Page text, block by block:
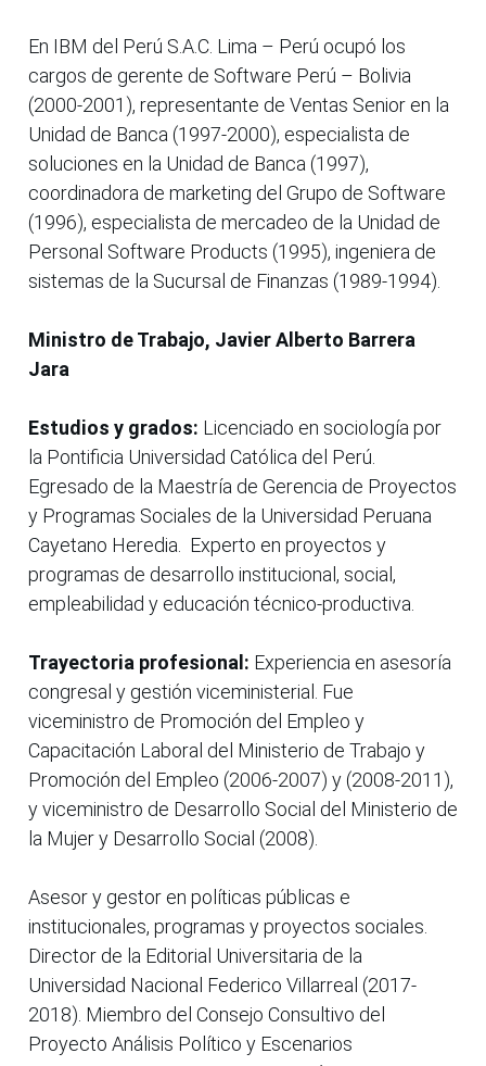
En IBM del Perú S.A.C. Lima – Perú ocupó los
cargos de gerente de Software Perú – Bolivia
(2000-2001), representante de Ventas Senior en la
Unidad de Banca (1997-2000), especialista de
soluciones en la Unidad de Banca (1997),
coordinadora de marketing del Grupo de Software
(1996), especialista de mercadeo de la Unidad de
Personal Software Products (1995), ingeniera de
sistemas de la Sucursal de Finanzas (1989-1994).
Ministro de Trabajo, Javier Alberto Barrera
Jara
Estudios y grados: Licenciado en sociología por
la Pontificia Universidad Católica del Perú.
Egresado de la Maestría de Gerencia de Proyectos
y Programas Sociales de la Universidad Peruana
Cayetano Heredia. Experto en proyectos y
programas de desarrollo institucional, social,
empleabilidad y educación técnico-productiva.
Trayectoria profesional: Experiencia en asesoría
congresal y gestión viceministerial. Fue
viceministro de Promoción del Empleo y
Capacitación Laboral del Ministerio de Trabajo y
Promoción del Empleo (2006-2007) y (2008-2011),
y viceministro de Desarrollo Social del Ministerio de
la Mujer y Desarrollo Social (2008).
Asesor y gestor en políticas públicas e
institucionales, programas y proyectos sociales.
Director de la Editorial Universitaria de la
Universidad Nacional Federico Villarreal (2017-
2018). Miembro del Consejo Consultivo del
Proyecto Análisis Político y Escenarios